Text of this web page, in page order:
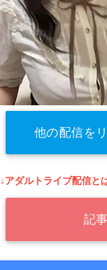
他の配信を
↓アダルトライブ配信と
記